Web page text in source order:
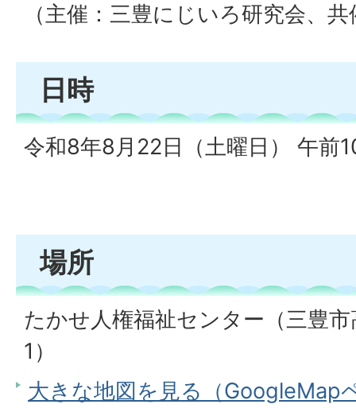
（主催：三豊にじいろ研究会、
日時
令和8年8月22日（土曜日） 午前
場所
たかせ人権福祉センター（三豊
1）
大きな地図を見る（GoogleMap